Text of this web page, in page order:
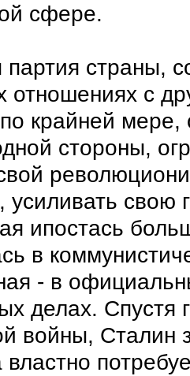
сфере.
страны,
отношениях с
крайней
стороны,
усиливать свою
ипостась
в
- в
делах. Спустя
войны, Сталин
властно